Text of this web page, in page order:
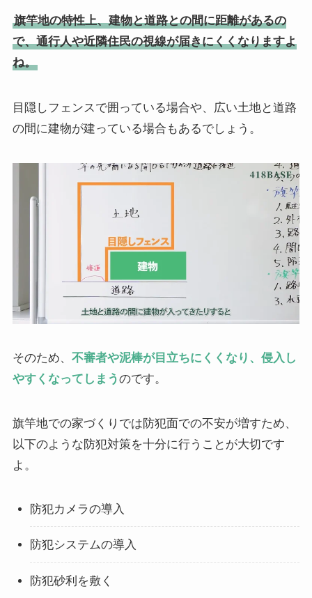
旗竿地の特性上、建物と道路との間に距離があるの
で、通行人や近隣住民の視線が届きにくくなりますよ
ね。
目隠しフェンスで囲っている場合や、広い土地と道路
の間に建物が建っている場合もあるでしょう。
そのため、 不審者や泥棒が目立ちにくくなり、侵入し
やすくなってしまうのです。
旗竿地での家づくりでは防犯面での不安が増すため、
以下のような防犯対策を十分に行うことが大切です
よ。
防犯カメラの導入
防犯システムの導入
防犯砂利を敷く